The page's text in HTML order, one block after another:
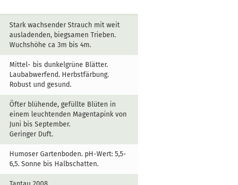
Stark wachsender Strauch mit weit
ausladenden, biegsamen Trieben.
Wuchshöhe ca 3m bis 4m.
Mittel- bis dunkelgrüne Blätter.
Laubabwerfend. Herbstfärbung.
Robust und gesund.
Öfter blühende, gefüllte Blüten in
einem leuchtenden Magentapink von
Juni bis September.
Geringer Duft.
Humoser Gartenboden. pH-Wert: 5,5-
6,5. Sonne bis Halbschatten.